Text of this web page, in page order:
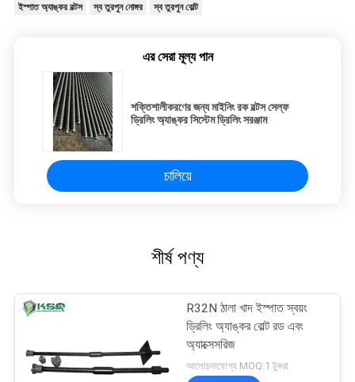
ইস্পাত অ্যাঙ্কর বল্টস স্ব তুরপুন নোঙ্গর স্ব তুরপুন বোল্ট
এর সেরা মূল্য পান
শক্তিশালীকরণের জন্য মাইনিং রক বল্টস সেল্ফ
ড্রিলিং অ্যাঙ্কর সিস্টেম ড্রিলিং সরঞ্জাম
চালিয়ে
শীর্ষ পণ্য
R32N ঠালা খাদ ইস্পাত স্বয়ং
ড্রিলিং অ্যাঙ্কর বোল্ট রড এবং
অ্যাক্সেসরিজ
আলোচনাযোগ্য MOQ:1 টুকরা